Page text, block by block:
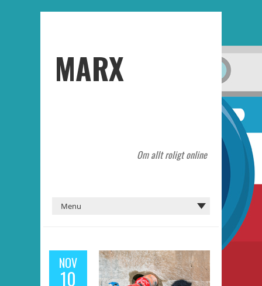
MARX
Om allt roligt online
NOV
10